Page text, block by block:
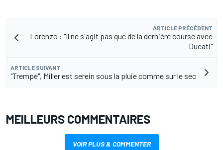
ARTICLE PRÉCÉDENT
Lorenzo : "Il ne s'agit pas que de la dernière course avec
Ducati"
ARTICLE SUIVANT
"Trempé", Miller est serein sous la pluie comme sur le sec
MEILLEURS COMMENTAIRES
VOIR PLUS & COMMENTER